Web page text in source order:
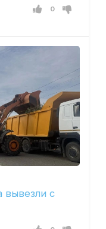
0
вывезли с